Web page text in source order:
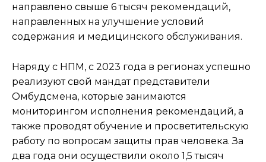
направлено свыше 6 тысяч рекомендаций,
направленных на улучшение условий
содержания и медицинского обслуживания.
Наряду с НПМ, с 2023 года в регионах успешно
реализуют свой мандат представители
Омбудсмена, которые занимаются
мониторингом исполнения рекомендаций, а
также проводят обучение и просветительскую
работу по вопросам защиты прав человека. За
два года они осуществили около 1,5 тысяч